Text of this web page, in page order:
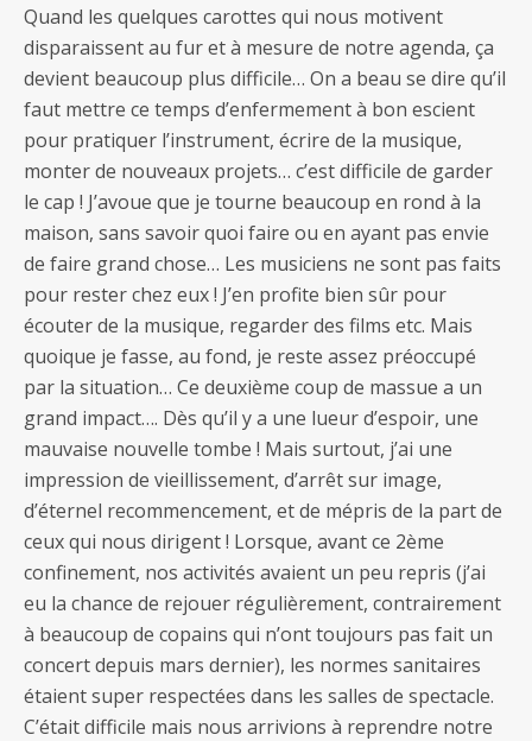
Quand les quelques carottes qui nous motivent
disparaissent au fur et à mesure de notre agenda, ça
devient beaucoup plus difficile… On a beau se dire qu’il
faut mettre ce temps d’enfermement à bon escient
pour pratiquer l’instrument, écrire de la musique,
monter de nouveaux projets… c’est difficile de garder
le cap ! J’avoue que je tourne beaucoup en rond à la
maison, sans savoir quoi faire ou en ayant pas envie
de faire grand chose… Les musiciens ne sont pas faits
pour rester chez eux ! J’en profite bien sûr pour
écouter de la musique, regarder des films etc. Mais
quoique je fasse, au fond, je reste assez préoccupé
par la situation… Ce deuxième coup de massue a un
grand impact…. Dès qu’il y a une lueur d’espoir, une
mauvaise nouvelle tombe ! Mais surtout, j’ai une
impression de vieillissement, d’arrêt sur image,
d’éternel recommencement, et de mépris de la part de
ceux qui nous dirigent ! Lorsque, avant ce 2ème
confinement, nos activités avaient un peu repris (j’ai
eu la chance de rejouer régulièrement, contrairement
à beaucoup de copains qui n’ont toujours pas fait un
concert depuis mars dernier), les normes sanitaires
étaient super respectées dans les salles de spectacle.
C’était difficile mais nous arrivions à reprendre notre